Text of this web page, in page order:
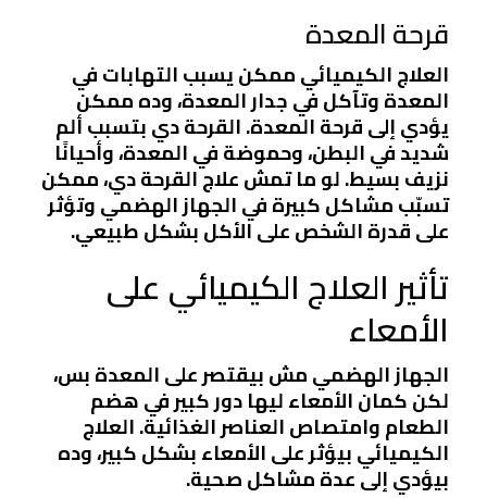
قرحة المعدة
العلاج الكيميائي ممكن يسبب التهابات في
المعدة وتآكل في جدار المعدة، وده ممكن
يؤدي إلى قرحة المعدة. القرحة دي بتسبب ألم
شديد في البطن، وحموضة في المعدة، وأحيانًا
نزيف بسيط. لو ما تمش علاج القرحة دي، ممكن
تسبّب مشاكل كبيرة في الجهاز الهضمي وتؤثر
على قدرة الشخص على الأكل بشكل طبيعي.
تأثير العلاج الكيميائي على
الأمعاء
الجهاز الهضمي مش بيقتصر على المعدة بس،
لكن كمان الأمعاء ليها دور كبير في هضم
الطعام وامتصاص العناصر الغذائية. العلاج
الكيميائي بيؤثر على الأمعاء بشكل كبير، وده
بيؤدي إلى عدة مشاكل صحية.